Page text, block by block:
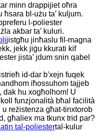
minn drappijiet oħra
bl-użu ta’ kuljum.
l-poliester
akbar ta’ kuluri.
jistgħu jinħaslu fil-magna
jekk jiġu kkurati kif
jista’ jdum snin qabel
id-dar b'xejn fuqek
iħossuhom tajjeb
dak hu xogħolhom! U
funzjonalità bħal faċilità
reżistenza għat-tinxtorob
għaliex ma tkunx trid par?
tal-poliestertal-kulur